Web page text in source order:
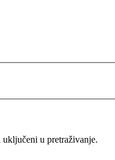
u pretraživanje.